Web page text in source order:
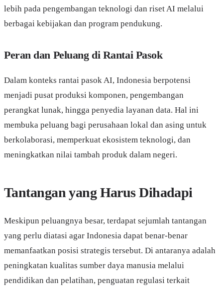
lebih pada pengembangan teknologi dan riset AI melalui
berbagai kebijakan dan program pendukung.
Peran dan Peluang di Rantai Pasok
Dalam konteks rantai pasok AI, Indonesia berpotensi
menjadi pusat produksi komponen, pengembangan
perangkat lunak, hingga penyedia layanan data. Hal ini
membuka peluang bagi perusahaan lokal dan asing untuk
berkolaborasi, memperkuat ekosistem teknologi, dan
meningkatkan nilai tambah produk dalam negeri.
Tantangan yang Harus Dihadapi
Meskipun peluangnya besar, terdapat sejumlah tantangan
yang perlu diatasi agar Indonesia dapat benar-benar
memanfaatkan posisi strategis tersebut. Di antaranya adalah
peningkatan kualitas sumber daya manusia melalui
pendidikan dan pelatihan, penguatan regulasi terkait